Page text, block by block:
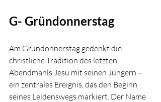
G- Gründonnerstag
Am Gründonnerstag gedenkt die
christliche Tradition des letzten
Abendmahls Jesu mit seinen Jüngern –
ein zentrales Ereignis, das den Beginn
seines Leidenswegs markiert. Der Name